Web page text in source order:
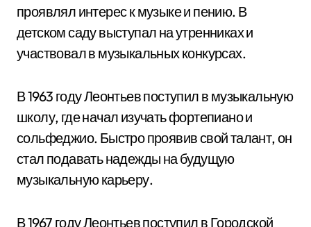
проявлял интерес к музыке и пению. В
детском саду выступал на утренниках и
участвовал в музыкальных конкурсах.
В 1963 году Леонтьев поступил в музыкальную
школу, где начал изучать фортепиано и
сольфеджио. Быстро проявив свой талант, он
стал подавать надежды на будущую
музыкальную карьеру.
В 1967 году Леонтьев поступил в Городской